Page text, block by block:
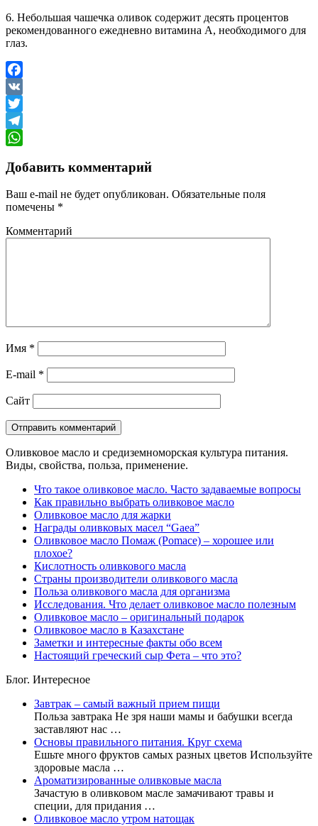
6. Небольшая чашечка оливок содержит десять процентов
рекомендованного ежедневно витамина А, необходимого для
глаз.
Facebook
VK
Twitter
Telegram
Добавить комментарий
Ваш e-mail не будет опубликован. Обязательные поля
помечены *
Комментарий
Имя *
E-mail *
Сайт
Оливковое масло и средиземноморская культура питания.
Виды, свойства, польза, применение.
Что такое оливковое масло. Часто задаваемые вопросы
Как правильно выбрать оливковое масло
Оливковое масло для жарки
Награды оливковых масел “Gaea”
Оливковое масло Помаж (Pomace) – хорошее или
плохое?
Кислотность оливкового масла
Страны производители оливкового масла
Польза оливкового масла для организма
Исследования. Что делает оливковое масло полезным
Оливковое масло – оригинальный подарок
Оливковое масло в Казахстане
Заметки и интересные факты обо всем
Настоящий греческий сыр Фета – что это?
Блог. Интересное
Завтрак – самый важный прием пищи
Польза завтрака Не зря наши мамы и бабушки всегда
заставляют нас …
Основы правильного питания. Круг схема
Ешьте много фруктов самых разных цветов Используйте
здоровые масла …
Ароматизированные оливковые масла
Зачастую в оливковом масле замачивают травы и
специи, для придания …
Оливковое масло утром натощак